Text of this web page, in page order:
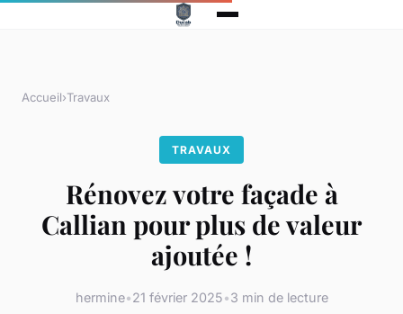
Accueil›Travaux
TRAVAUX
Rénovez votre façade à
Callian pour plus de valeur
ajoutée !
hermine•21 février 2025•3 min de lecture